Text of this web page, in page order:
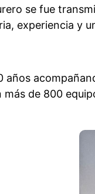
se fue
experiencia y
años
más de 800